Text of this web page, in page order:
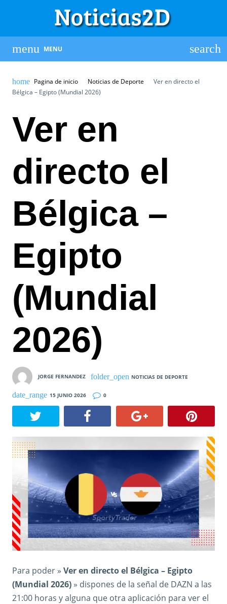
MENU
Pagina de inicio Noticias de Deporte
Ver en directo el
Bélgica – Egipto (Mundial 2026)
Ver en
directo el
Bélgica –
Egipto
(Mundial
2026)
JORGE FERNANDEZ NOTICIAS DE DEPORTE
15 JUNIO 2026 0
Para poder » Ver en directo el Bélgica – Egipto
(Mundial 2026) » dispones de la señal de DAZN a las
21:00 horas y alguna que otra aplicación para ver el